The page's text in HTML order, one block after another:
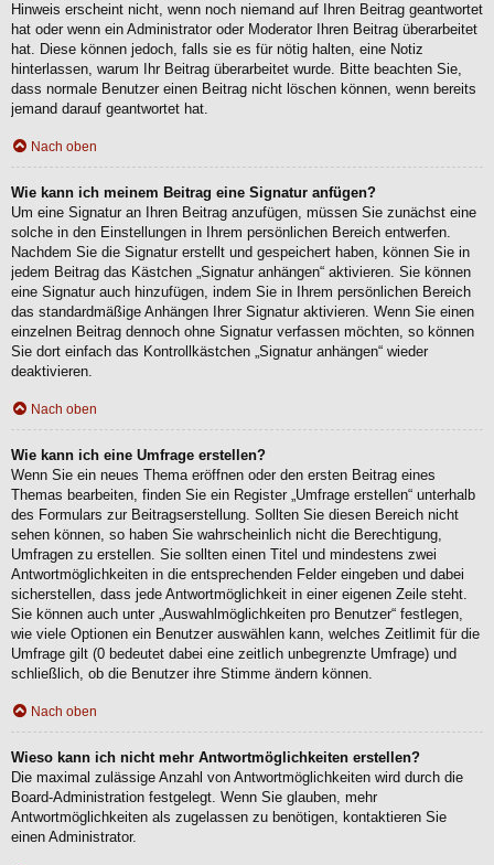
Hinweis erscheint nicht, wenn noch niemand auf Ihren Beitrag geantwortet
hat oder wenn ein Administrator oder Moderator Ihren Beitrag überarbeitet
hat. Diese können jedoch, falls sie es für nötig halten, eine Notiz
hinterlassen, warum Ihr Beitrag überarbeitet wurde. Bitte beachten Sie,
dass normale Benutzer einen Beitrag nicht löschen können, wenn bereits
jemand darauf geantwortet hat.
Nach oben
Wie kann ich meinem Beitrag eine Signatur anfügen?
Um eine Signatur an Ihren Beitrag anzufügen, müssen Sie zunächst eine
solche in den Einstellungen in Ihrem persönlichen Bereich entwerfen.
Nachdem Sie die Signatur erstellt und gespeichert haben, können Sie in
jedem Beitrag das Kästchen „Signatur anhängen“ aktivieren. Sie können
eine Signatur auch hinzufügen, indem Sie in Ihrem persönlichen Bereich
das standardmäßige Anhängen Ihrer Signatur aktivieren. Wenn Sie einen
einzelnen Beitrag dennoch ohne Signatur verfassen möchten, so können
Sie dort einfach das Kontrollkästchen „Signatur anhängen“ wieder
deaktivieren.
Nach oben
Wie kann ich eine Umfrage erstellen?
Wenn Sie ein neues Thema eröffnen oder den ersten Beitrag eines
Themas bearbeiten, finden Sie ein Register „Umfrage erstellen“ unterhalb
des Formulars zur Beitragserstellung. Sollten Sie diesen Bereich nicht
sehen können, so haben Sie wahrscheinlich nicht die Berechtigung,
Umfragen zu erstellen. Sie sollten einen Titel und mindestens zwei
Antwortmöglichkeiten in die entsprechenden Felder eingeben und dabei
sicherstellen, dass jede Antwortmöglichkeit in einer eigenen Zeile steht.
Sie können auch unter „Auswahlmöglichkeiten pro Benutzer“ festlegen,
wie viele Optionen ein Benutzer auswählen kann, welches Zeitlimit für die
Umfrage gilt (0 bedeutet dabei eine zeitlich unbegrenzte Umfrage) und
schließlich, ob die Benutzer ihre Stimme ändern können.
Nach oben
Wieso kann ich nicht mehr Antwortmöglichkeiten erstellen?
Die maximal zulässige Anzahl von Antwortmöglichkeiten wird durch die
Board-Administration festgelegt. Wenn Sie glauben, mehr
Antwortmöglichkeiten als zugelassen zu benötigen, kontaktieren Sie
einen Administrator.